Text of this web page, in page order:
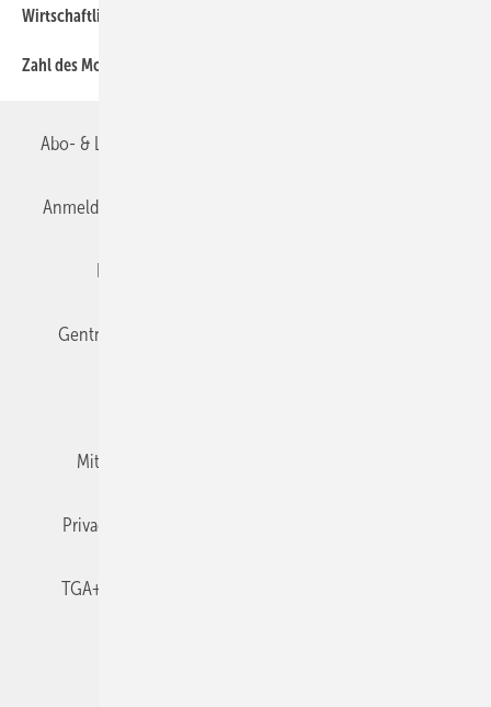
Wirtschaftlichkeit von RLT-Anlagen
Zahl des Monats, 2026-07
Abo- & Leserservice
Anmelden
Gentner Verlag
Mitgliedschaften und Engagement
Privacy Manager
TGA+E-WissensCheck